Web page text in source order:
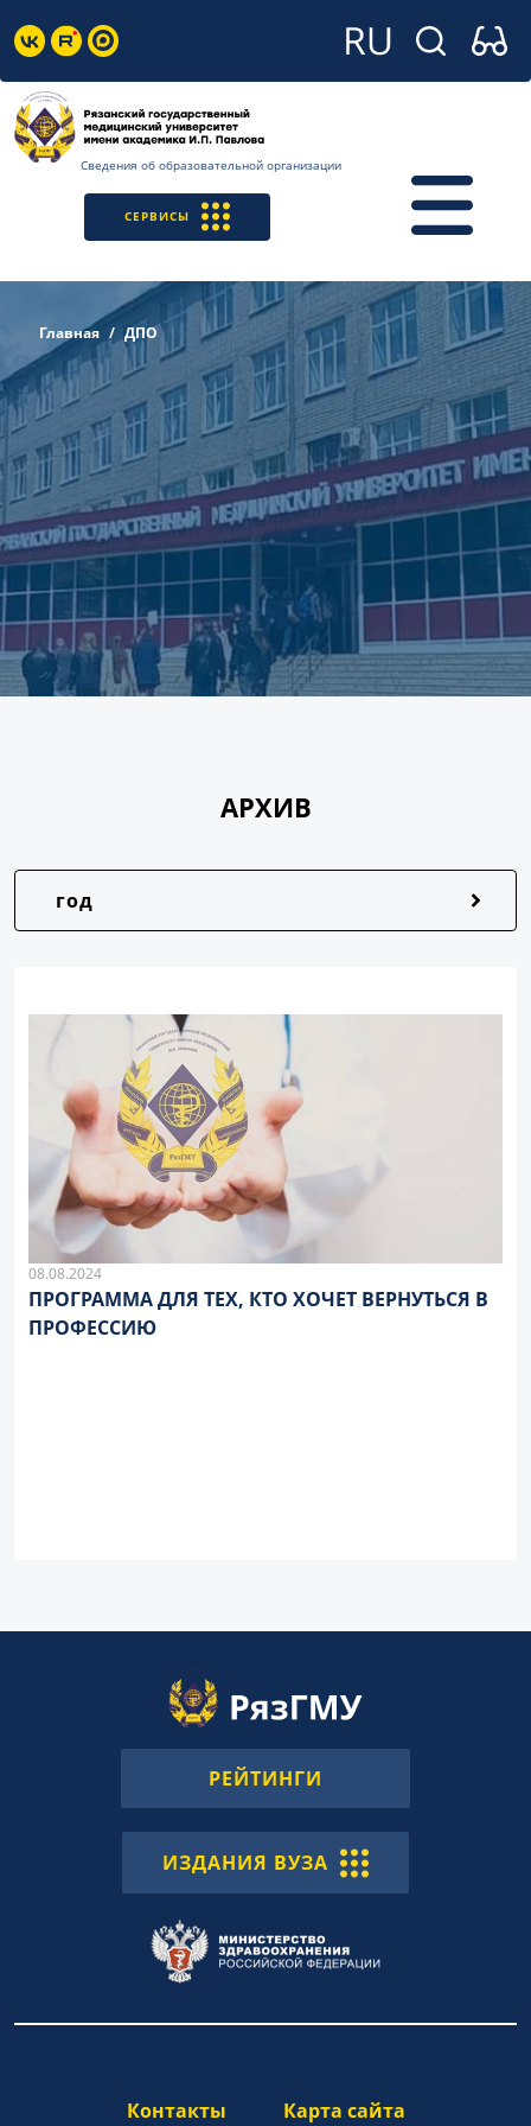
Сведения об образовательной организации
СЕРВИСЫ
Главная ДПО
АРХИВ
год
08.08.2024
ПРОГРАММА ДЛЯ ТЕХ, КТО ХОЧЕТ ВЕРНУТЬСЯ В
ПРОФЕССИЮ
РЕЙТИНГИ
ИЗДАНИЯ ВУЗА
Контакты Карта сайта